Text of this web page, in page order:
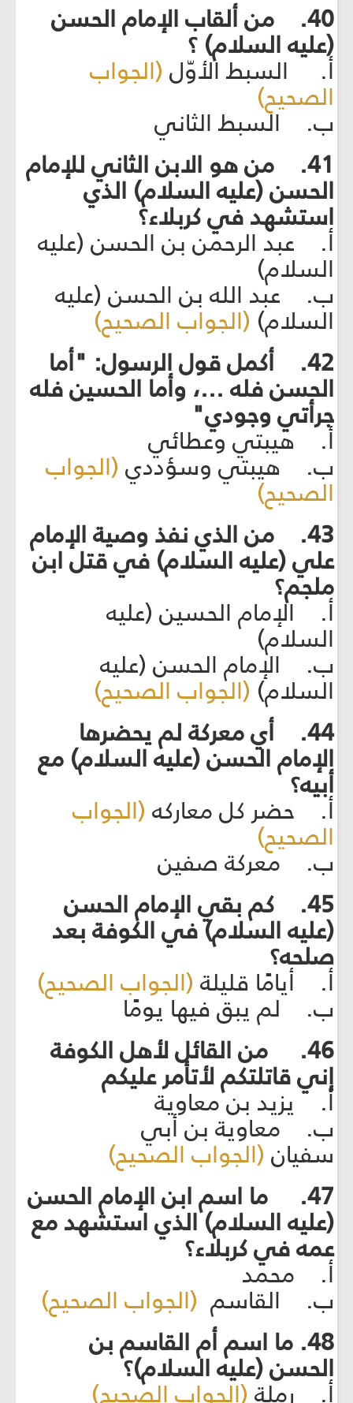
40. من ألقاب الإمام الحسن
(عليه السلام) ؟
أ. السبط الأوّل (الجواب
الصحيح)
ب. السبط الثاني
41. من هو الابن الثاني للإمام
الحسن (عليه السلام) الذي
استشهد في كربلاء؟
أ. عبد الرحمن بن الحسن (عليه
السلام)
ب. عبد الله بن الحسن (عليه
السلام) (الجواب الصحيح)
42. أكمل قول الرسول: "أما
الحسن فله ...، وأما الحسين فله
جرأتي وجودي"
أ. هيبتي وعطائي
ب. هيبتي وسؤددي (الجواب
الصحيح)
43. من الذي نفذ وصية الإمام
علي (عليه السلام) في قتل ابن
ملجم؟
أ. الإمام الحسين (عليه
السلام)
ب. الإمام الحسن (عليه
السلام) (الجواب الصحيح)
44. أي معركة لم يحضرها
الإمام الحسن (عليه السلام) مع
أبيه؟
أ. حضر كل معاركه (الجواب
الصحيح)
ب. معركة صفين
45. كم بقي الإمام الحسن
(عليه السلام) في الكوفة بعد
صلحه؟
أ. أيامًا قليلة (الجواب الصحيح)
ب. لم يبق فيها يومًا
46. من القائل لأهل الكوفة
إني قاتلتكم لأتأمر عليكم
أ. يزيد بن معاوية
ب. معاوية بن أبي
سفيان (الجواب الصحيح)
47. ما اسم ابن الإمام الحسن
(عليه السلام) الذي استشهد مع
عمه في كربلاء؟
أ. محمد
ب. القاسم (الجواب الصحيح)
48. ما اسم أم القاسم بن
الحسن (عليه السلام)؟
أ. رملة (الجواب الصحيح)